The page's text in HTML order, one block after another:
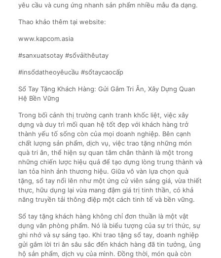
yêu cầu và cung ứng nhanh sản phẩm nhiều mẫu đa dạng.
Thao khảo thêm tại website:
www.kapcom.asia
#sanxuatsotay #sổvảithêutay
#insổdatheoyêucầu #sổtaycaocấp
Sổ Tay Tặng Khách Hàng: Gửi Gắm Tri Ân, Xây Dựng Quan
Hệ Bền Vững
Trong bối cảnh thị trường cạnh tranh khốc liệt, việc xây
dựng và duy trì mối quan hệ tốt đẹp với khách hàng trở
thành yếu tố sống còn của mọi doanh nghiệp. Bên cạnh
chất lượng sản phẩm, dịch vụ, việc trao tặng những món
quà tri ân, thể hiện sự quan tâm chân thành là một trong
những chiến lược hiệu quả để tạo dựng lòng trung thành và
lan tỏa hình ảnh thương hiệu. Giữa vô vàn lựa chọn quà
tặng, sổ tay nổi lên như một ứng cử viên sáng giá, vừa thiết
thực, hữu dụng lại vừa mang đậm giá trị tinh thần, có khả
năng truyền tải thông điệp một cách tinh tế và bền vững.
Sổ tay tặng khách hàng không chỉ đơn thuần là một vật
dụng văn phòng phẩm. Nó là biểu tượng của sự tri thức, sự
ghi nhớ và sự sáng tạo. Khi trao tặng sổ tay, doanh nghiệp
gửi gắm lời tri ân sâu sắc đến khách hàng đã tin tưởng, ủng
hộ sản phẩm, dịch vụ của mình. Đồng thời, món quà còn